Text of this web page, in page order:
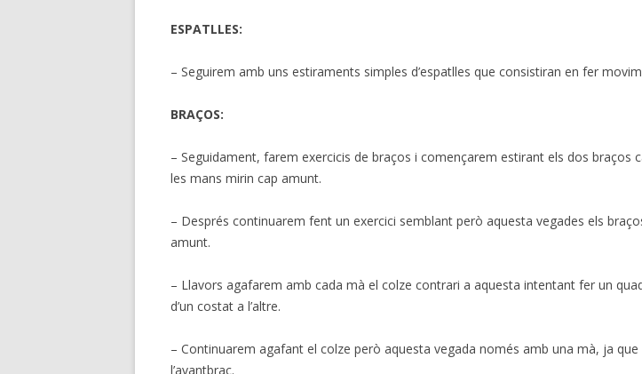
ESPATLLES:
– Seguirem amb uns estiraments simples d’espatlles que consistiran en fer
BRAÇOS:
– Seguidament, farem exercicis de braços i començarem estirant els dos
les mans mirin cap amunt.
– Després continuarem fent un exercici semblant però aquesta vegades els
amunt.
– Llavors agafarem amb cada mà el colze contrari a aquesta intentant fer un
d’un costat a l’altre.
– Continuarem agafant el colze però aquesta vegada només amb una mà, ja
l’avantbraç.